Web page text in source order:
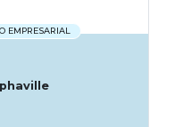
EMPRESARIAL